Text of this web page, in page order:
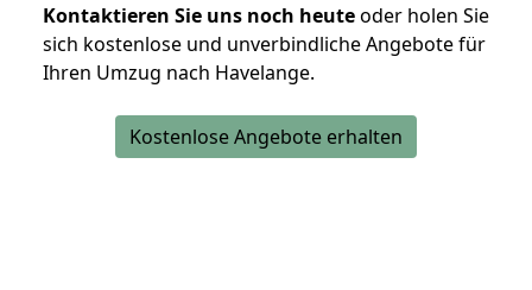
Kontaktieren Sie uns noch heuteoder holen Sie
sich kostenlose und unverbindliche Angebote für
Ihren Umzug nach Havelange.
Kostenlose Angebote erhalten